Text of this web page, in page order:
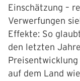
Einschätzung –
Verwerfungen
Effekte: So
den letzten
auf dem Land